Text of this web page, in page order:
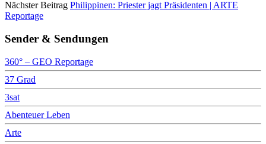
Nächster Beitrag Philippinen: Priester jagt Präsidenten | ARTE
Reportage
Sender & Sendungen
360° – GEO Reportage
37 Grad
3sat
Abenteuer Leben
Arte